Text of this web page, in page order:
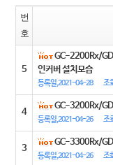
번
호
5
GC-2200Rx/
인커버 설치모습
등록일,2021-04-28 조
4
GC-3200Rx/
등록일,2021-04-26 조
3
GC-3300Rx/
등록일,2021-04-26 조